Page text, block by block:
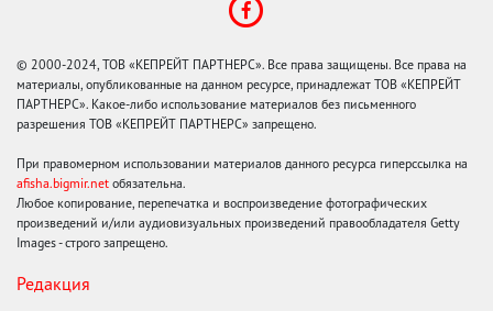
© 2000-2024, ТОВ «КЕПРЕЙТ ПАРТНЕРС». Все права защищены. Все права на
материалы, опубликованные на данном ресурсе, принадлежат ТОВ «КЕПРЕЙТ
ПАРТНЕРС». Какое-либо использование материалов без письменного
разрешения ТОВ «КЕПРЕЙТ ПАРТНЕРС» запрещено.
При правомерном использовании материалов данного ресурса гиперссылка на
afisha.bigmir.net обязательна.
Любое копирование, перепечатка и воспроизведение фотографических
произведений и/или аудиовизуальных произведений правообладателя Getty
Images - строго запрещено.
Редакция